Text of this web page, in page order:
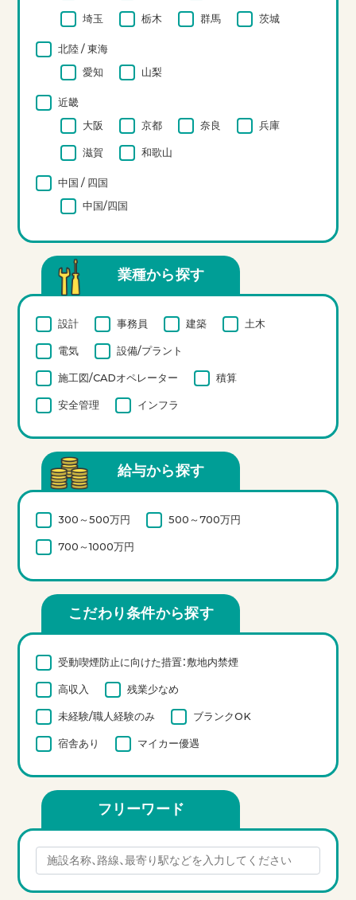
埼玉 栃木 群馬 茨城
北陸 / 東海
愛知
山梨
近畿
大阪
京都 奈良 兵庫
滋賀 和歌山
中国 / 四国
中国/四国
業種から探す
設計 事務員 建築 土木
電気 設備/プラント
施工図/CADオペレーター 積算
安全管理 インフラ
給与から探す
300～500万円 500～700万円
700～1000万円
こだわり条件から探す
受動喫煙防止に向けた措置：敷地内禁煙
高収入 残業少なめ
未経験/職人経験のみ ブランクOK
宿舎あり マイカー優遇
フリーワード